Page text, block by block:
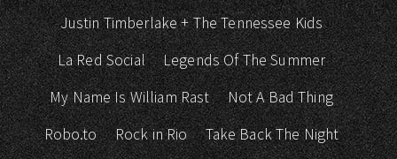
Justin Timberlake + The Tennessee Kids
La Red Social
Legends Of The Summer
My Name Is William Rast
Not A Bad Thing
Robo.to
Rock in Rio
Take Back The Night